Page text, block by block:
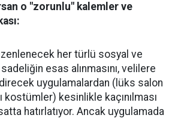
o "zorunlu" kalemler ve
her türlü sosyal ve
esas alınmasını, velilere
uygulamalardan (lüks salon
kostümler) kesinlikle kaçınılması
hatırlatıyor. Ancak uygulamada